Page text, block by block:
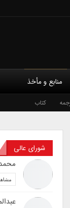
منابع و مأخذ
کتاب
شورای عالی